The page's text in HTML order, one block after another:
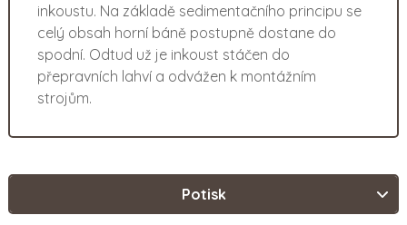
inkoustu. Na základě sedimentačního principu se
celý obsah horní báně postupně dostane do
spodní. Odtud už je inkoust stáčen do
přepravních lahví a odvážen k montážním
strojům.
Potisk